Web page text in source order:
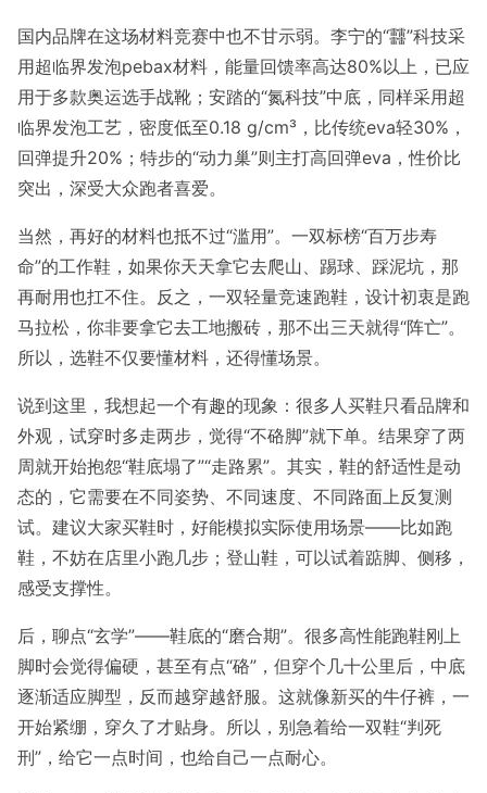
国内品牌在这场材料竞赛中也不甘示弱。李宁的“䨻”科技采
用超临界发泡pebax材料，能量回馈率高达80%以上，已应
用于多款奥运选手战靴；安踏的“氮科技”中底，同样采用超
临界发泡工艺，密度低至0.18 g/cm³，比传统eva轻30%，
回弹提升20%；特步的“动力巢”则主打高回弹eva，性价比
突出，深受大众跑者喜爱。
当然，再好的材料也抵不过“滥用”。一双标榜“百万步寿
命”的工作鞋，如果你天天拿它去爬山、踢球、踩泥坑，那
再耐用也扛不住。反之，一双轻量竞速跑鞋，设计初衷是跑
马拉松，你非要拿它去工地搬砖，那不出三天就得“阵亡”。
所以，选鞋不仅要懂材料，还得懂场景。
说到这里，我想起一个有趣的现象：很多人买鞋只看品牌和
外观，试穿时多走两步，觉得“不硌脚”就下单。结果穿了两
周就开始抱怨“鞋底塌了”“走路累”。其实，鞋的舒适性是动
态的，它需要在不同姿势、不同速度、不同路面上反复测
试。建议大家买鞋时，好能模拟实际使用场景——比如跑
鞋，不妨在店里小跑几步；登山鞋，可以试着踮脚、侧移，
感受支撑性。
后，聊点“玄学”——鞋底的“磨合期”。很多高性能跑鞋刚上
脚时会觉得偏硬，甚至有点“硌”，但穿个几十公里后，中底
逐渐适应脚型，反而越穿越舒服。这就像新买的牛仔裤，一
开始紧绷，穿久了才贴身。所以，别急着给一双鞋“判死
刑”，给它一点时间，也给自己一点耐心。